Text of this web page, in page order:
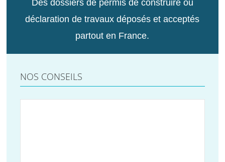
Des dossiers de permis de construire ou
déclaration de travaux déposés et acceptés
partout en France.
NOS CONSEILS